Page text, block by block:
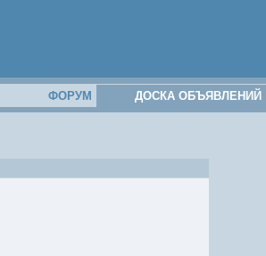
ФОРУМ ДОСКА ОБЪЯВЛЕНИЙ